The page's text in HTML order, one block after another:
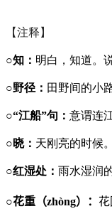
【注释】
○知： 明白，知道。
○野径： 田野间的小路
○“江船”句： 意谓连
○晓： 天刚亮的时候。
○红湿处： 雨水湿润
○花重（zhòng）：